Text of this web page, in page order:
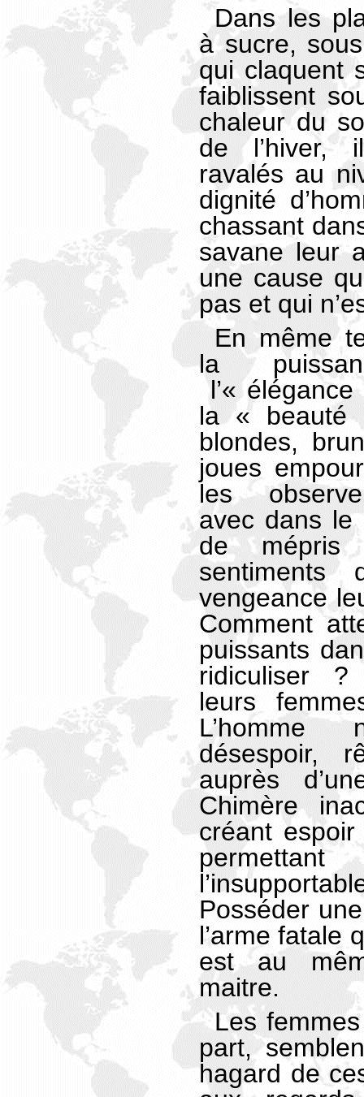
Dans les
à sucre,
qui claquent
faiblissent
chaleur du
de l’hiver,
ravalés au
dignité
chassant
savane leur
une cause
pas et qui
En même
la
l’«
la « beauté
blondes,
joues
les
avec dans le
de mépris
vengeance
Comment
puissants
ridiculiser ?
leurs
désespoir,
auprès
Chimère
créant
Posséder
l’arme fatale
est au
maitre.
Les
part,
hagard de